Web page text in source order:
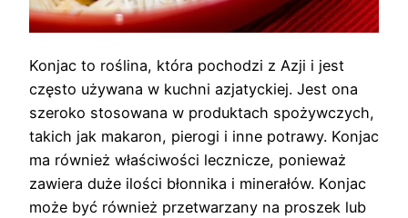
Konjac to roślina, która pochodzi z Azji i jest
często używana w kuchni azjatyckiej. Jest ona
szeroko stosowana w produktach spożywczych,
takich jak makaron, pierogi i inne potrawy. Konjac
ma również właściwości lecznicze, ponieważ
zawiera duże ilości błonnika i minerałów. Konjac
może być również przetwarzany na proszek lub